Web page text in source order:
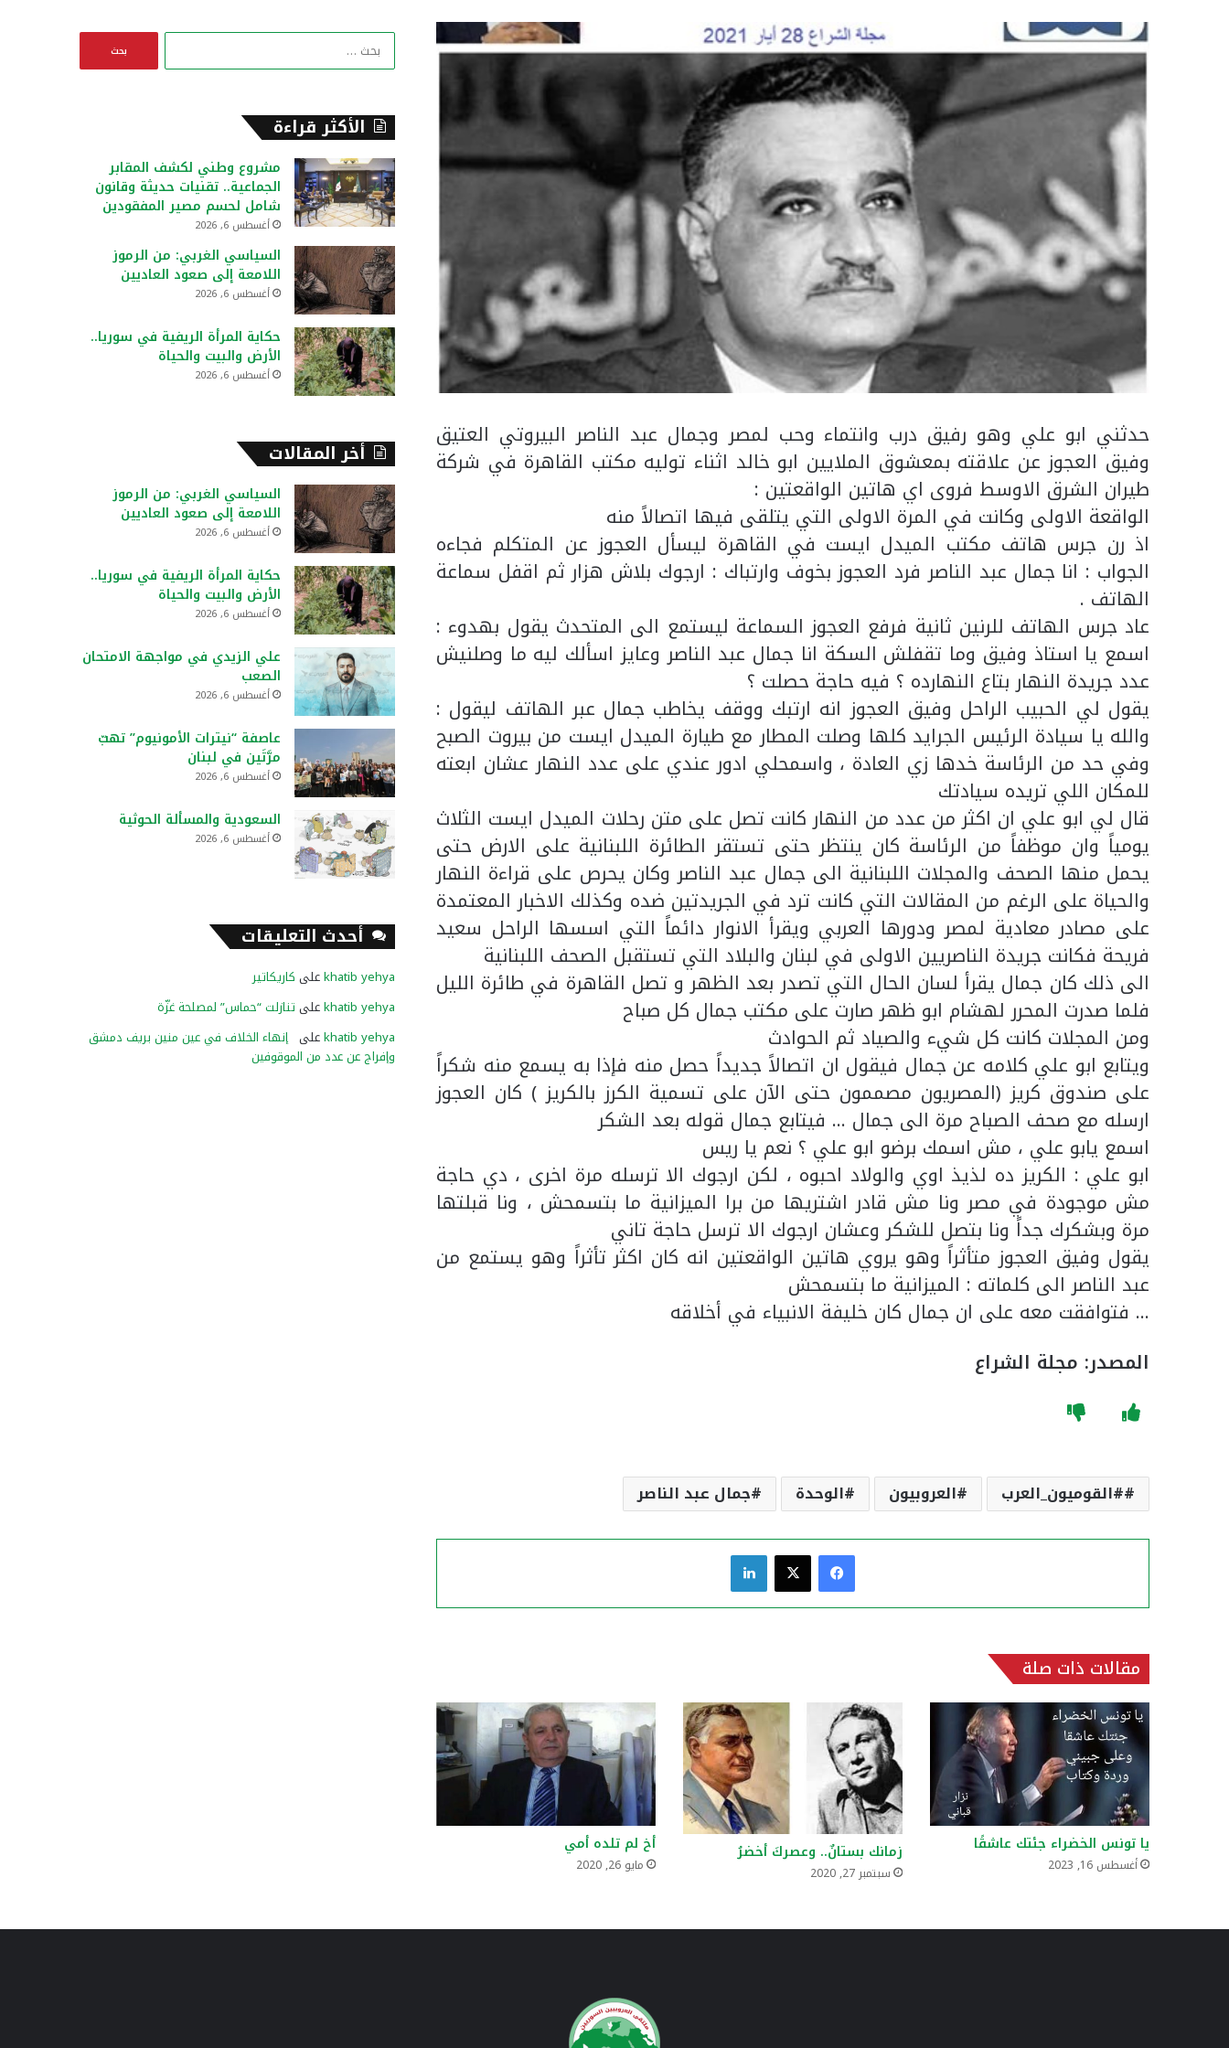
حدثني ابو علي وهو رفيق درب وانتماء وحب لمصر وجمال عبد الناصر البيروتي العتيق
وفيق العجوز عن علاقته بمعشوق الملايين ابو خالد اثناء توليه مكتب القاهرة في شركة
طيران الشرق الاوسط فروى اي هاتين الواقعتين :
الواقعة الاولى وكانت في المرة الاولى التي يتلقى فيها اتصالاً منه
اذ رن جرس هاتف مكتب الميدل ايست في القاهرة ليسأل العجوز عن المتكلم فجاءه
الجواب : انا جمال عبد الناصر فرد العجوز بخوف وارتباك : ارجوك بلاش هزار ثم اقفل سماعة
الهاتف .
عاد جرس الهاتف للرنين ثانية فرفع العجوز السماعة ليستمع الى المتحدث يقول بهدوء :
اسمع يا استاذ وفيق وما تقفلش السكة انا جمال عبد الناصر وعايز اسألك ليه ما وصلنيش
عدد جريدة النهار بتاع النهارده ؟ فيه حاجة حصلت ؟
يقول لي الحبيب الراحل وفيق العجوز انه ارتبك ووقف يخاطب جمال عبر الهاتف ليقول :
والله يا سيادة الرئيس الجرايد كلها وصلت المطار مع طيارة الميدل ايست من بيروت الصبح
وفي حد من الرئاسة خدها زي العادة ، واسمحلي ادور عندي على عدد النهار عشان ابعته
للمكان اللي تريده سيادتك
قال لي ابو علي ان اكثر من عدد من النهار كانت تصل على متن رحلات الميدل ايست الثلاث
يومياً وان موظفاً من الرئاسة كان ينتظر حتى تستقر الطائرة اللبنانية على الارض حتى
يحمل منها الصحف والمجلات اللبنانية الى جمال عبد الناصر وكان يحرص على قراءة النهار
والحياة على الرغم من المقالات التي كانت ترد في الجريدتين ضده وكذلك الاخبار المعتمدة
على مصادر معادية لمصر ودورها العربي ويقرأ الانوار دائماً التي اسسها الراحل سعيد
فريحة فكانت جريدة الناصريين الاولى في لبنان والبلاد التي تستقبل الصحف اللبنانية
الى ذلك كان جمال يقرأ لسان الحال التي تصدر بعد الظهر و تصل القاهرة في طائرة الليل
فلما صدرت المحرر لهشام ابو ظهر صارت على مكتب جمال كل صباح
ومن المجلات كانت كل شيء والصياد ثم الحوادث
ويتابع ابو علي كلامه عن جمال فيقول ان اتصالاً جديداً حصل منه فإذا به يسمع منه شكراً
على صندوق كريز (المصريون مصممون حتى الآن على تسمية الكرز بالكريز ) كان العجوز
ارسله مع صحف الصباح مرة الى جمال … فيتابع جمال قوله بعد الشكر
اسمع يابو علي ، مش اسمك برضو ابو علي ؟ نعم يا ريس
ابو علي : الكريز ده لذيذ اوي والولاد احبوه ، لكن ارجوك الا ترسله مرة اخرى ، دي حاجة
مش موجودة في مصر ونا مش قادر اشتريها من برا الميزانية ما بتسمحش ، ونا قبلتها
مرة وبشكرك جداً ونا بتصل للشكر وعشان ارجوك الا ترسل حاجة تاني
يقول وفيق العجوز متأثراً وهو يروي هاتين الواقعتين انه كان اكثر تأثراً وهو يستمع من
عبد الناصر الى كلماته : الميزانية ما بتسمحش
… فتوافقت معه على ان جمال كان خليفة الانبياء في أخلاقه
المصدر: مجلة الشراع
#القوميون_العرب العروبيون الوحدة جمال عبد الناصر
فيسبوك
مقالات ذات صلة
يا تونس الخضراء جئتك عاشقًا
أغسطس 16, 2023
زمانك بستانٌ.. وعصركَ أخضرُ
سبتمبر 27, 2020
أخ لم تلده أمي
مايو 26, 2020
ا
ن
:
الأكثر قراءة
مشروع وطني لكشف المقابر
الجماعية.. تقنيات حديثة وقانون
شامل لحسم مصير المفقودين
أغسطس 6, 2026
السياسي الغربي: من الرموز
اللامعة إلى صعود العاديين
أغسطس 6, 2026
حكاية المرأة الريفية في سوريا..
الأرض والبيت والحياة
أغسطس 6, 2026
أخر المقالات
السياسي الغربي: من الرموز
اللامعة إلى صعود العاديين
أغسطس 6, 2026
حكاية المرأة الريفية في سوريا..
الأرض والبيت والحياة
أغسطس 6, 2026
علي الزيدي في مواجهة الامتحان
الصعب
أغسطس 6, 2026
عاصفة “نيترات الأمونيوم” تهبّ
مرَّتَين في لبنان
أغسطس 6, 2026
السعودية والمسألة الحوثية
أغسطس 6, 2026
أحدث التعليقات
khatib yehyaعلى كاريكاتير
khatib yehyaعلى تنازلت “حماس” لمصلحة غزّة
khatib yehyaعلى إنهاء الخلاف في عين منين بريف دمشق
وإفراج عن عدد من الموقوفين